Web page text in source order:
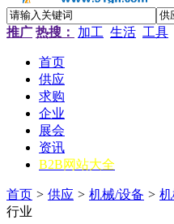
推广 热搜： 加工 生活 工具
首页
供应
求购
企业
展会
资讯
B2B网站大全
首页 > 供应 > 机械/设备 >
行业